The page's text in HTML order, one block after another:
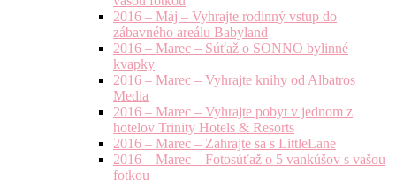
2016 – Máj – Vyhrajte rodinný vstup do
zábavného areálu Babyland
2016 – Marec – Súťaž o SONNO bylinné
kvapky
2016 – Marec – Vyhrajte knihy od Albatros
Media
2016 – Marec – Vyhrajte pobyt v jednom z
hotelov Trinity Hotels & Resorts
2016 – Marec – Zahrajte sa s LittleLane
2016 – Marec – Fotosúťaž o 5 vankúšov s vašou
fotkou